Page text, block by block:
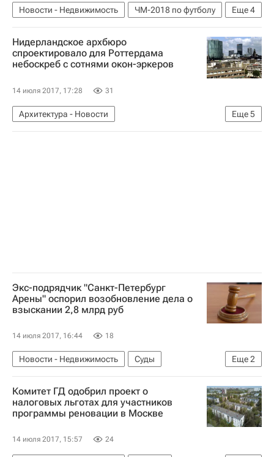
Еще4
Новости - Недвижимость
ЧМ-2018 по футболу
Подготовка к ЧМ-2018
Инфраструктура
Московская область (Подмосковье)
Россия
Нидерландское архбюро
спроектировало для Роттердама
небоскреб с сотнями окон-эркеров
14 июля 2017, 17:28 31
Еще5
Архитектура - Новости
Новости - Недвижимость
Архитектура
Экс-подрядчик "Санкт-Петербург
Арены" оспорил возобновление дела о
взыскании 2,8 млрд руб
14 июля 2017, 16:44 18
Еще2
Новости - Недвижимость
Суды
Инфраструктура
Россия
Комитет ГД одобрил проект о
налоговых льготах для участников
программы реновации в Москве
14 июля 2017, 15:57 24